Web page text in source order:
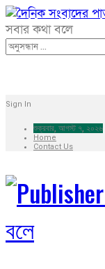
সবার কথা বলে
Sign In
শুক্রবার, আগস্ট ৭, ২০২৬
Home
Contact Us
বলে